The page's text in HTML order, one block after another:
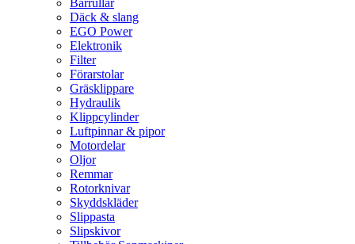
Bärrullar
Däck & slang
EGO Power
Elektronik
Filter
Förarstolar
Gräsklippare
Hydraulik
Klippcylinder
Luftpinnar & pipor
Motordelar
Oljor
Remmar
Rotorknivar
Skyddskläder
Slippasta
Slipskivor